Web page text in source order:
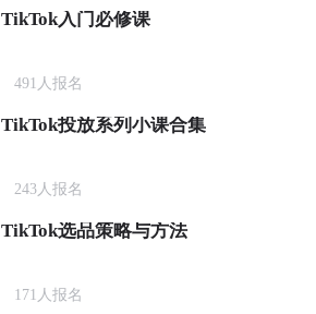
TikTok入门必修课
491 人报名
TikTok投放系列小课合集
243人报名
TikTok选品策略与方法
171 人报名